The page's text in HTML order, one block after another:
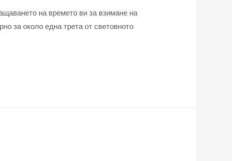
на времето ви за взимане на
за около една трета от световното